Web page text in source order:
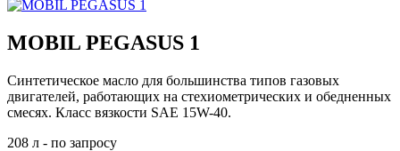
MOBIL PEGASUS 1
Синтетическое масло для большинства типов газовых
двигателей, работающих на стехиометрических и обедненных
смесях. Класс вязкости SAE 15W-40.
208 л - по запросу